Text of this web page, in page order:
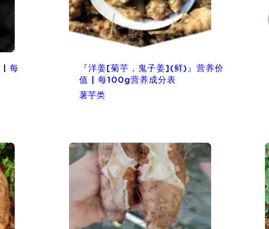
| 每
『洋姜[菊芋，鬼子姜](鲜)』营养价
值 | 每100g营养成分表
薯芋类